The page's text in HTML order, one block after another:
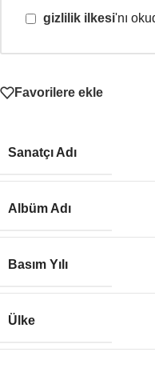
gizlilik ilkesi'nı
Favorilere ekle
Sanatçı Adı
Albüm Adı
Basım Yılı
Ülke